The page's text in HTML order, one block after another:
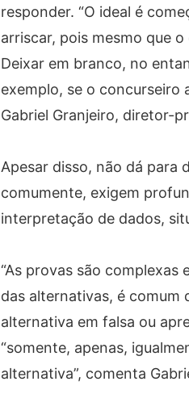
responder. “O ideal é
arriscar, pois mesmo que
Deixar em branco, no
exemplo, se o concurseiro
Gabriel Granjeiro, diretor-
Apesar disso, não dá para
comumente, exigem
interpretação de dados,
“As provas são
das alternativas, é
alternativa em falsa ou
“somente, apenas,
alternativa”, comenta